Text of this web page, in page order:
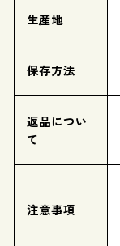
生産地
保存方法
返品につい
て
注意事項